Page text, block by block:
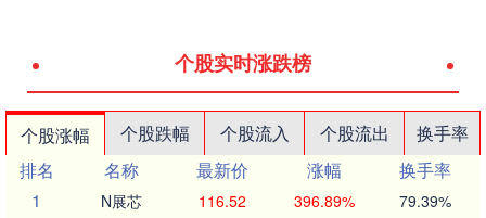
个股实时涨跌榜
个股涨幅 个股跌幅 个股流入 个股流出
换手率
排名
名称 最新价 涨幅
换手率
1
N展芯 116.52 396.89% 79.39%